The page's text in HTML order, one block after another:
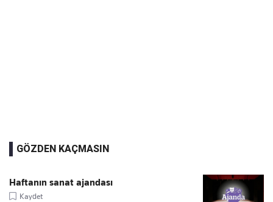
GÖZDEN KAÇMASIN
Haftanın sanat ajandası
Kaydet